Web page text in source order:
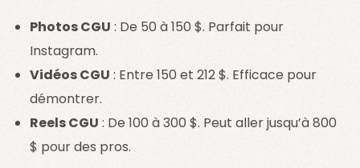
Photos CGU : De 50 à 150 $. Parfait pour
Instagram.
Vidéos CGU : Entre 150 et 212 $. Efficace pour
démontrer.
Reels CGU : De 100 à 300 $. Peut aller jusqu’à 800
$ pour des pros.